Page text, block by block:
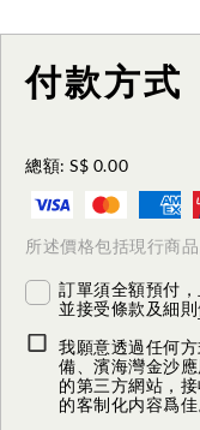
付款方式
總額:S$ 0.00
所述價格包括現行商品
訂單須全額預付
並接受條款及細則
我願意透過任何
備、濱海灣金沙
的第三方網站，
的客制化内容爲佳